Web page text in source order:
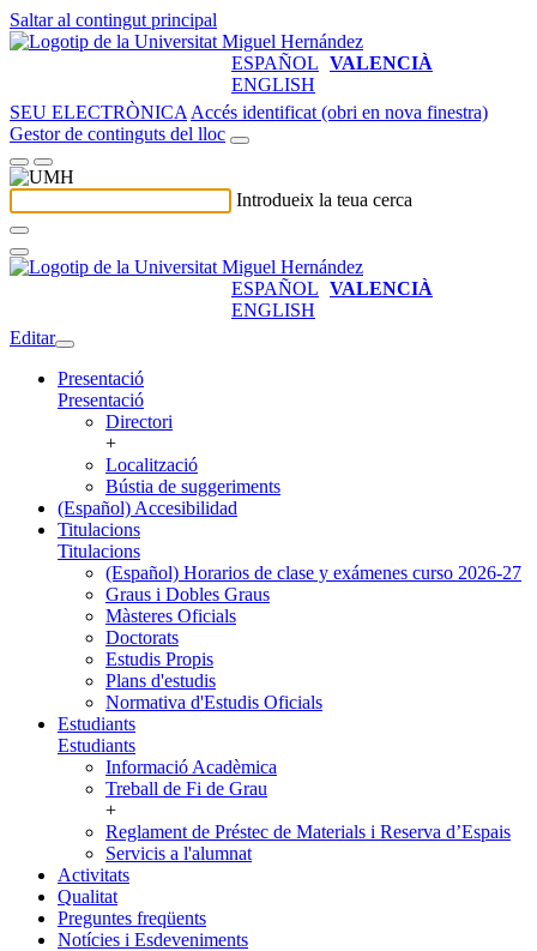
Saltar al contingut principal
ESPAÑOL VALENCIÀ
ENGLISH
SEU ELECTRÒNICA Accés identificat (obri en nova finestra)
Gestor de continguts del lloc
Introdueix la teua cerca
ESPAÑOL VALENCIÀ
ENGLISH
Editar
Presentació
Presentació
Directori
+
Localització
Bústia de suggeriments
(Español) Accesibilidad
Titulacions
Titulacions
(Español) Horarios de clase y exámenes curso 2026-27
Graus i Dobles Graus
Màsteres Oficials
Doctorats
Estudis Propis
Plans d'estudis
Normativa d'Estudis Oficials
Estudiants
Estudiants
Informació Acadèmica
Treball de Fi de Grau
+
Reglament de Préstec de Materials i Reserva d’Espais
Servicis a l'alumnat
Activitats
Qualitat
Preguntes freqüents
Notícies i Esdeveniments